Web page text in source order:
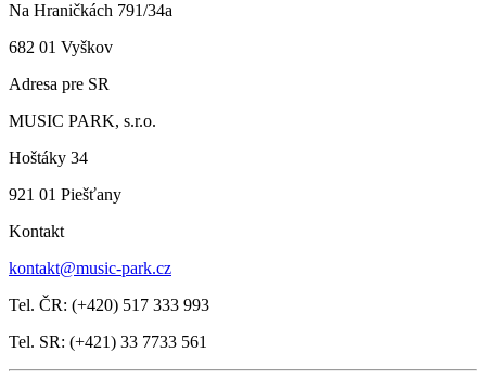
Na Hraničkách 791/34a
682 01 Vyškov
Adresa pre SR
MUSIC PARK, s.r.o.
Hoštáky 34
921 01 Piešťany
Kontakt
kontakt@music-park.cz
Tel. ČR: (+420) 517 333 993
Tel. SR: (+421) 33 7733 561